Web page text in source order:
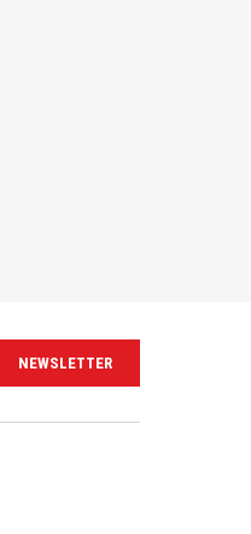
NEWSLETTER